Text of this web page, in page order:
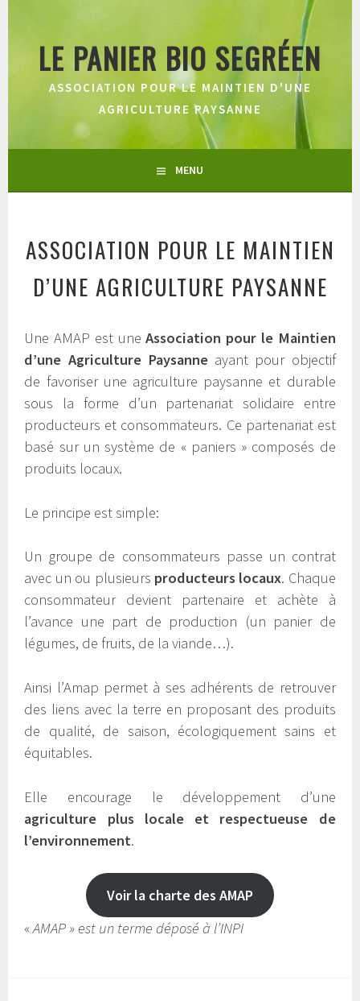
contenu
principalLE PANIER BIO SEGRÉEN
ASSOCIATION POUR LE MAINTIEN D'UNE
AGRICULTURE PAYSANNE
MENU
ASSOCIATION POUR LE MAINTIEN
D’UNE AGRICULTURE PAYSANNE
Une AMAP est uneAssociation pour le Maintien
d’une Agriculture Paysanneayant pour objectif
de favoriser une agriculture paysanne et durable
sous la forme d’un partenariat solidaire entre
producteurs et consommateurs. Ce partenariat est
basé sur un système de « paniers » composés de
produits locaux.
Le principe est simple:
Un groupe de consommateurs passe un contrat
avec un ou plusieurs producteurs locaux. Chaque
consommateur devient partenaire et achète à
l’avance une part de production (un panier de
légumes, de fruits, de la viande…).
Ainsi l’Amap permet à ses adhérents de retrouver
des liens avec la terre en proposant des produits
de qualité, de saison, écologiquement sains et
équitables.
Elle encourage le développement d’une
agriculture plus locale et respectueuse de
l’environnement.
Voir la charte des AMAP
«AMAP » est un terme déposé à l’INPI